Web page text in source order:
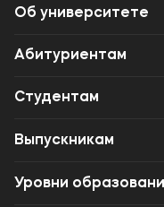
Об университете
Лицензии и
Сведения об
Абитуриенту
Абитуриентам
Студентам
Выпускникам
Карьера
Уровни